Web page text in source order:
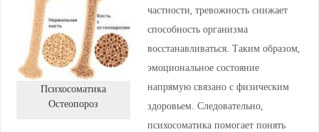
Психосоматика
Остеопороз
частности, тревожность снижает
способность организма
восстанавливаться. Таким образом,
эмоциональное состояние
напрямую связано с физическим
здоровьем. Следовательно,
психосоматика помогает понять